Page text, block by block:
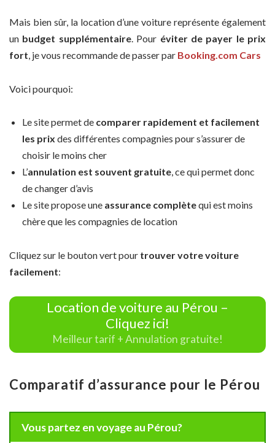
Mais bien sûr, la location d’une voiture représente également
un budget supplémentaire. Pour éviter de payer le prix
fort, je vous recommande de passer par Booking.com Cars
Voici pourquoi:
Le site permet de comparer rapidement et facilement
les prix des différentes compagnies pour s’assurer de
choisir le moins cher
L’annulation est souvent gratuite, ce qui permet donc
de changer d’avis
Le site propose une assurance complètequi est moins
chère que les compagnies de location
Cliquez sur le bouton vert pour trouver votre voiture
facilement:
Location de voiture au Pérou –
Cliquez ici!
Meilleur tarif + Annulation gratuite!
Comparatif d’assurance pour le Pérou
Vous partez en voyage au Pérou?